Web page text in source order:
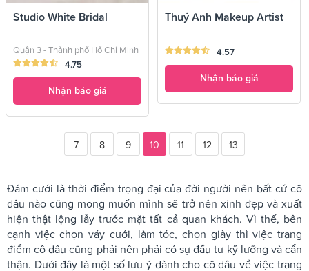
Studio White Bridal
Quận 3 - Thành phố Hồ Chí Minh
4.75
Nhận báo giá
Thuý Anh Makeup Artist
4.57
Nhận báo giá
7 8 9 10 11 12 13
Đám cưới là thời điểm trọng đại của đời người nên bất cứ cô
dâu nào cũng mong muốn mình sẽ trở nên xinh đẹp và xuất
hiện thật lộng lẫy trước mặt tất cả quan khách. Vì thế, bên
cạnh việc chọn váy cưới, làm tóc, chọn giày thì việc trang
điểm cô dâu cũng phải nên phải có sự đầu tư kỹ lưỡng và cẩn
thận. Dưới đây là một số lưu ý dành cho cô dâu về việc trang